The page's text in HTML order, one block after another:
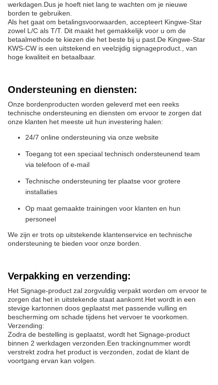
werkdagen.Dus je hoeft niet lang te wachten om je nieuwe
borden te gebruiken.
Als het gaat om betalingsvoorwaarden, accepteert Kingwe-Star
zowel L/C als T/T. Dit maakt het gemakkelijk voor u om de
betaalmethode te kiezen die het beste bij u past.De Kingwe-Star
KWS-CW is een uitstekend en veelzijdig signageproduct., van
hoge kwaliteit en betaalbaar.
Ondersteuning en diensten:
Onze bordenproducten worden geleverd met een reeks
technische ondersteuning en diensten om ervoor te zorgen dat
onze klanten het meeste uit hun investering halen:
24/7 online ondersteuning via onze website
Toegang tot een speciaal technisch ondersteunend team
via telefoon of e-mail
Technische ondersteuning ter plaatse voor grotere
installaties
Op maat gemaakte trainingen voor klanten en hun
personeel
We zijn er trots op uitstekende klantenservice en technische
ondersteuning te bieden voor onze borden.
Verpakking en verzending:
Het Signage-product zal zorgvuldig verpakt worden om ervoor te
zorgen dat het in uitstekende staat aankomt.Het wordt in een
stevige kartonnen doos geplaatst met passende vulling en
bescherming om schade tijdens het vervoer te voorkomen.
Verzending:
Zodra de bestelling is geplaatst, wordt het Signage-product
binnen 2 werkdagen verzonden.Een trackingnummer wordt
verstrekt zodra het product is verzonden, zodat de klant de
voortgang ervan kan volgen.